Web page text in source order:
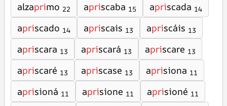
alzaprimo 22 apriscaba 15 apriscada 14
apriscado 14 apriscais 13 apriscáis 13
apriscara 13 apriscará 13 apriscare 13
apriscaré 13 apriscase 13 aprisiona 11
aprisioná 11 aprisione 11 aprisioné 11